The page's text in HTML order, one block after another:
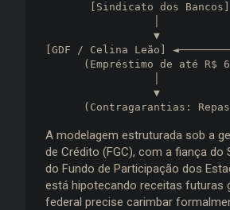
[GDF / Celina Leão]
A modelagem estruturada sob a
de Crédito (FGC), com a fiança
do Fundo de Participação dos
está hipotecando receitas futuras
federal precise carimbar